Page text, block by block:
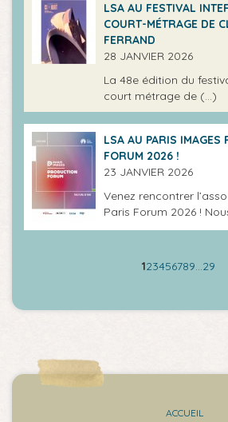
LSA AU FESTIVAL
COURT-MÉTRAGE DE
FERRAND
28 JANVIER 2026
La 48e édition du
court métrage de (…)
LSA AU PARIS IMAGES
FORUM 2026 !
23 JANVIER 2026
Venez rencontrer
Paris Forum 2026 !
123456789…29
ACCUEIL